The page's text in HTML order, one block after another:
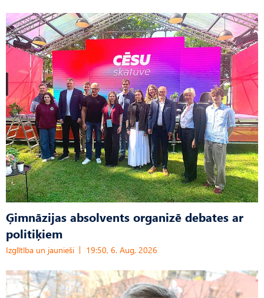
Ģimnāzijas absolvents organizē debates ar
politiķiem
Izglītība un jaunieši 19:50, 6. Aug, 2026